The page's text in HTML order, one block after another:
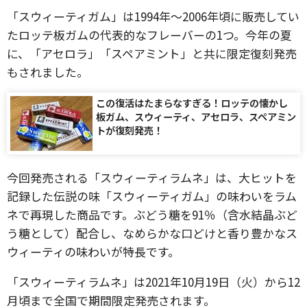
「スウィーティガム」は1994年～2006年頃に販売してい
たロッテ板ガムの代表的なフレーバーの1つ。今年の夏
に、「アセロラ」「スペアミント」と共に限定復刻発売
もされました。
この復活はたまらなすぎる！ロッテの懐かし
板ガム、スウィーティ、アセロラ、スペアミン
トが復刻発売！
今回発売される「スウィーティラムネ」は、大ヒットを
記録した伝説の味「スウィーティガム」の味わいをラム
ネで再現した商品です。ぶどう糖を91％（含水結晶ぶど
う糖として）配合し、なめらかな口どけと香り豊かなス
ウィーティの味わいが特長です。
「スウィーティラムネ」は2021年10月19日（火）から12
月頃まで全国で期間限定発売されます。